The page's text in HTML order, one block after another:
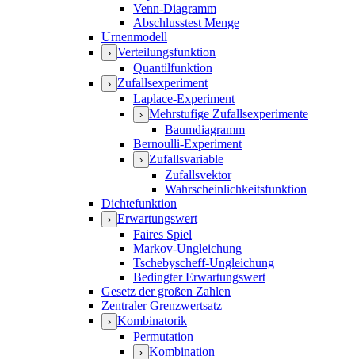
Venn-Diagramm
Abschlusstest Menge
Urnenmodell
› Verteilungsfunktion
Quantilfunktion
› Zufallsexperiment
Laplace-Experiment
› Mehrstufige Zufallsexperimente
Baumdiagramm
Bernoulli-Experiment
› Zufallsvariable
Zufallsvektor
Wahrscheinlichkeitsfunktion
Dichtefunktion
› Erwartungswert
Faires Spiel
Markov-Ungleichung
Tschebyscheff-Ungleichung
Bedingter Erwartungswert
Gesetz der großen Zahlen
Zentraler Grenzwertsatz
› Kombinatorik
Permutation
› Kombination